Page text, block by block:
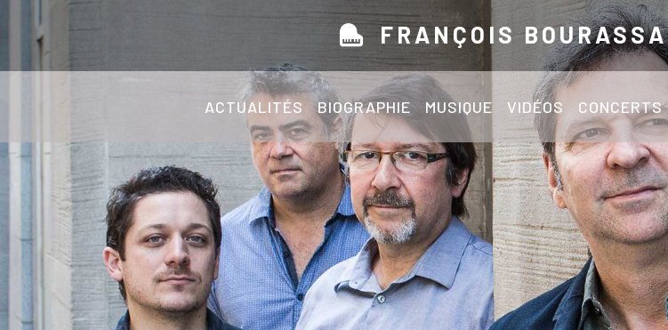
FRANÇOIS BOURASSA
ACTUALITÉS BIOGRAPHIE MUSIQUE VIDÉOS CONCERTS